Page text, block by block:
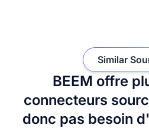
BEEM offre
connecteurs
donc pas besoin
Similar